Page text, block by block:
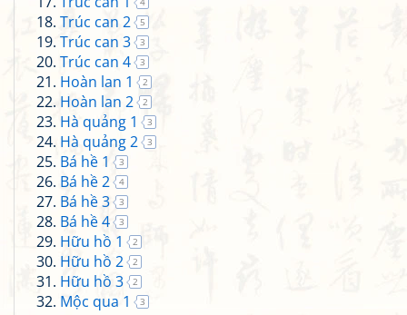
Trúc can 2 5
Trúc can 3 3
Trúc can 4 3
Hoàn lan 1 2
Hoàn lan 2 2
Hà quảng 1 3
Hà quảng 2 3
Bá hề 1 3
Bá hề 2 4
Bá hề 3 3
Bá hề 4 3
Hữu hồ 1 2
Hữu hồ 2 2
Hữu hồ 3 2
Mộc qua 1 3